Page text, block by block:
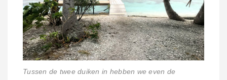
Tussen de twee duiken in hebben we even de